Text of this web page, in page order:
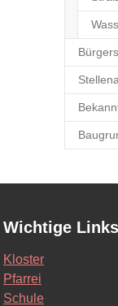
Wichtige Links
Kloster
Pfarrei
Schule